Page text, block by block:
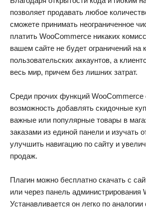
позволяет продавать любое
сможете принимать неограниченное
платить WooCommerce никаких
вашем сайте не будет ограничений на
пользовательских аккаунтов, а
весь мир, причем без лишних затрат.
Среди прочих функций WooCommerce
возможность добавлять скидочные
важные или популярные товары в
заказами из единой панели и изучать
улучшить навигацию по сайту и
продаж.
Плагин можно бесплатно скачать с
или через панель администрирования
Устанавливается он легко по аналогии